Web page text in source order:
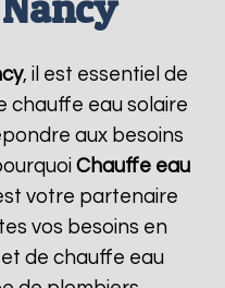
, il est essentiel de
chauffe eau solaire
aux besoins
Chauffe eau
votre partenaire
vos besoins en
de chauffe eau